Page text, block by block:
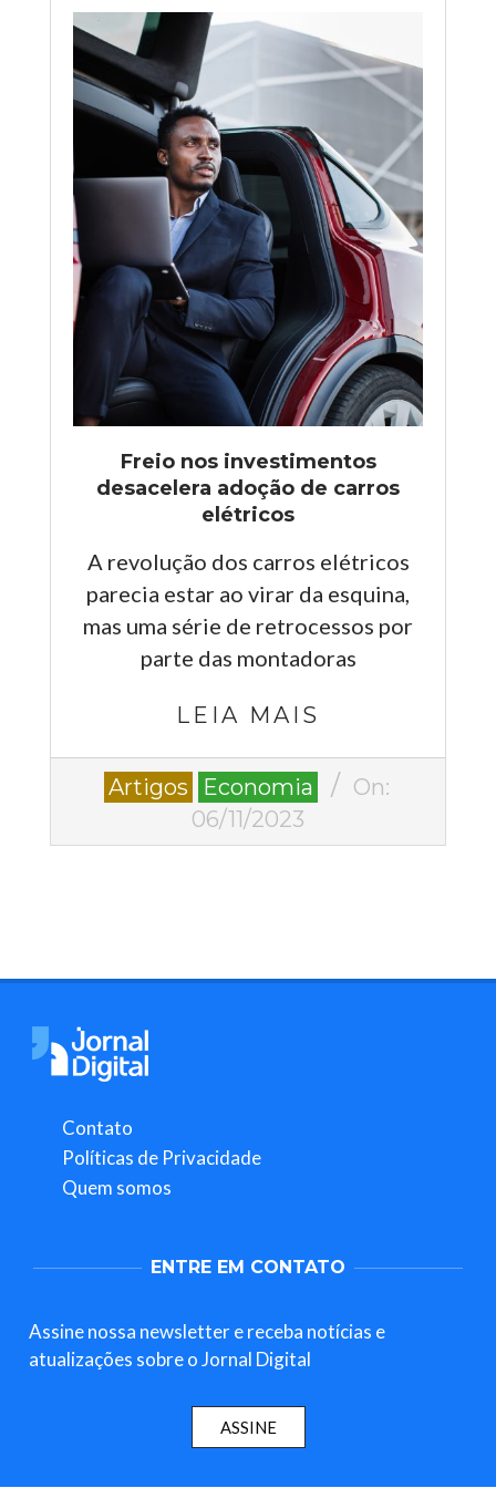
Freio nos investimentos
desacelera adoção de carros
elétricos
A revolução dos carros elétricos
parecia estar ao virar da esquina,
mas uma série de retrocessos por
parte das montadoras
LEIA MAIS
2023-
Artigos Economia
On:
06/11/2023
Contato
Políticas de Privacidade
Quem somos
ENTRE EM CONTATO
Assine nossa newsletter e receba notícias e
atualizações sobre o Jornal Digital
ASSINE